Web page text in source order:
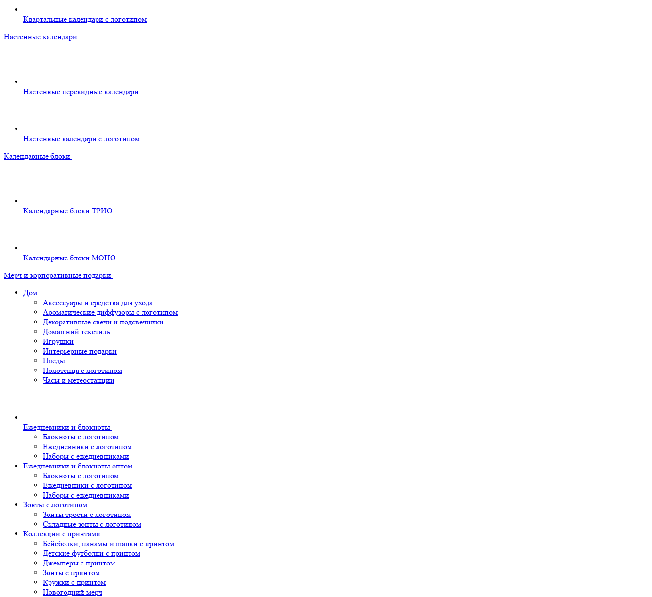
Квартальные календари с логотипом
Настенные календари
Настенные перекидные календари
Настенные календари с логотипом
Календарные блоки
Календарные блоки ТРИО
Календарные блоки МОНО
Мерч и корпоративные подарки
Дом
Аксессуары и средства для ухода
Ароматические диффузоры с логотипом
Декоративные свечи и подсвечники
Домашний текстиль
Игрушки
Интерьерные подарки
Пледы
Полотенца с логотипом
Часы и метеостанции
Ежедневники и блокноты
Блокноты с логотипом
Ежедневники с логотипом
Наборы с ежедневниками
Ежедневники и блокноты оптом
Блокноты с логотипом
Ежедневники с логотипом
Наборы с ежедневниками
Зонты с логотипом
Зонты трости с логотипом
Складные зонты с логотипом
Коллекции с принтами
Бейсболки, панамы и шапки с принтом
Детские футболки с принтом
Джемперы с принтом
Зонты с принтом
Кружки с принтом
Новогодний мерч